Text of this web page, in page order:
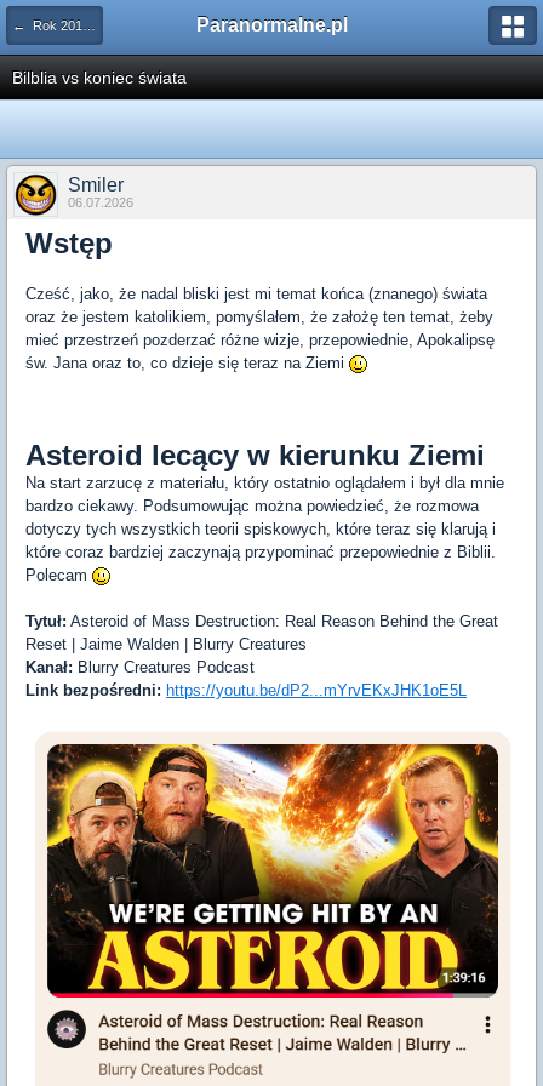
← Rok 2012 i Inne Proroctwa Paranormalne.pl
Bilblia vs koniec świata
Smiler
06.07.2026
Wstęp
Cześć, jako, że nadal bliski jest mi temat końca (znanego) świata
oraz że jestem katolikiem, pomyślałem, że założę ten temat, żeby
mieć przestrzeń pozderzać różne wizje, przepowiednie, Apokalipsę
św. Jana oraz to, co dzieje się teraz na Ziemi
Asteroid lecący w kierunku Ziemi
Na start zarzucę z materiału, który ostatnio oglądałem i był dla mnie
bardzo ciekawy. Podsumowując można powiedzieć, że rozmowa
dotyczy tych wszystkich teorii spiskowych, które teraz się klarują i
które coraz bardziej zaczynają przypominać przepowiednie z Biblii.
Polecam
Tytuł: Asteroid of Mass Destruction: Real Reason Behind the Great
Reset | Jaime Walden | Blurry Creatures
Kanał: Blurry Creatures Podcast
Link bezpośredni: https://youtu.be/dP2...mYrvEKxJHK1oE5L